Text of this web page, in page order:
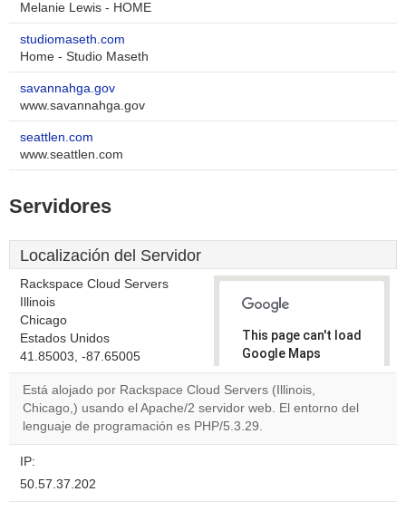
Melanie Lewis - HOME
studiomaseth.com
Home - Studio Maseth
savannahga.gov
www.savannahga.gov
seattlen.com
www.seattlen.com
Servidores
Localización del Servidor
Rackspace Cloud Servers
Illinois
Chicago
Estados Unidos
41.85003, -87.65005
This page can't load
Google Maps
correctly.
Do you
own this
Está alojado por Rackspace Cloud Servers (Illinois,
Chicago,) usando el Apache/2 servidor web. El entorno del
lenguaje de programación es PHP/5.3.29.
IP:
50.57.37.202